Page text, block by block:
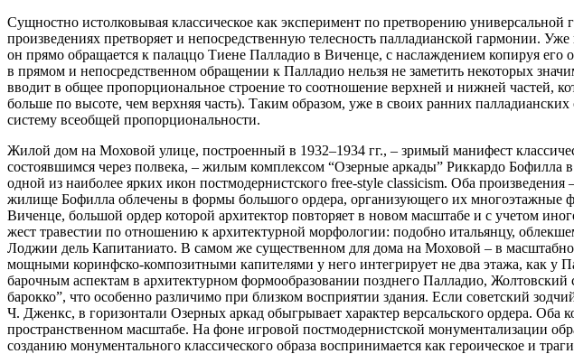
Сущностно истолковывая классическое как эксперимент по претворению
произведениях претворяет и непосредственную телесность палладианской гармонии.
он прямо обращается к палаццо Тиене Палладио в Виченце, с наслаждением копируя
в прямом и непосредственном обращении к Палладио нельзя не заметить некоторых
вводит в общее пропорциональное строение то соотношение верхней и нижней частей,
больше по высоте, чем верхняя часть). Таким образом, уже в своих ранних
систему всеобщей пропорциональности.
Жилой дом на Моховой улице, построенный в 1932–1934 гг., – зримый манифест
состоявшимся через полвека, – жилым комплексом “Озерные аркады” Риккардо Бофилла
одной из наиболее ярких икон постмодернистского free-style classicism. Оба
жилище Бофилла облечены в формы большого ордера, организующего их многоэтажные
Виченце, большой ордер которой архитектор повторяет в новом масштабе и с учетом
жест травестии по отношению к архитектурной морфологии: подобно итальянцу,
Лоджии дель Капитаниато. В самом же существенном для дома на Моховой – в
мощными коринфско-композитными капителями у него интегрирует не два этажа, как у
барочным аспектам в архитектурном формообразовании позднего Палладио,
барокко”, что особенно различимо при близком восприятии здания. Если советский
Ч. Дженкс, в горизонтали Озерных аркад обыгрывает характер версальского ордера.
пространственном масштабе. На фоне игровой постмодернистской монументализации
созданию монументального классического образа воспринимается как героическое и